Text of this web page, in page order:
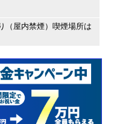
（屋内禁煙）喫煙場所は